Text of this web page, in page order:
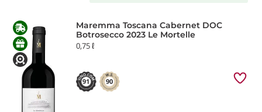
Maremma Toscana Cabernet DOC
Botrosecco 2023 Le Mortelle
0,75 ℓ
91 90